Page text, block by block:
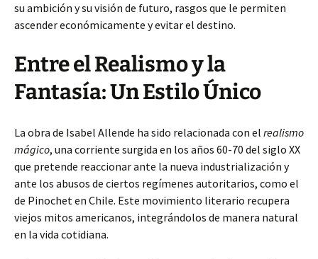
su ambición y su visión de futuro, rasgos que le permiten
ascender económicamente y evitar el destino.
Entre el Realismo y la
Fantasía: Un Estilo Único
La obra de Isabel Allende ha sido relacionada con el realismo
mágico, una corriente surgida en los años 60-70 del siglo XX
que pretende reaccionar ante la nueva industrialización y
ante los abusos de ciertos regímenes autoritarios, como el
de Pinochet en Chile. Este movimiento literario recupera
viejos mitos americanos, integrándolos de manera natural
en la vida cotidiana.